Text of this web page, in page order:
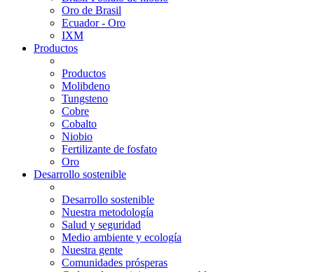
Oro de Brasil
Ecuador - Oro
IXM
Productos
Productos
Molibdeno
Tungsteno
Cobre
Cobalto
Niobio
Fertilizante de fosfato
Oro
Desarrollo sostenible
Desarrollo sostenible
Nuestra metodología
Salud y seguridad
Medio ambiente y ecología
Nuestra gente
Comunidades prósperas